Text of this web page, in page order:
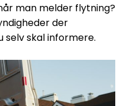
man melder flytning?
der
selv skal informere.